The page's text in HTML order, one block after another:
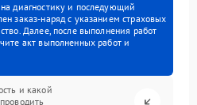
диагностику и последующий
заказ-наряд с указанием страховых
Далее, после выполнения работ
акт выполненных работ и
и какой